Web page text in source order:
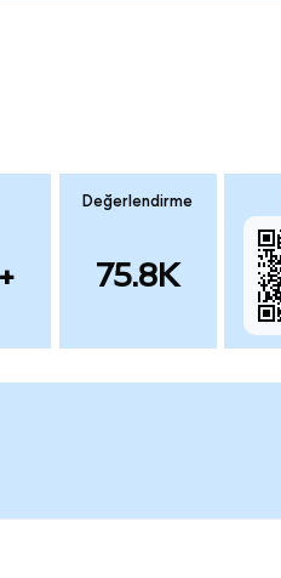
Değerlendirme
75.8K